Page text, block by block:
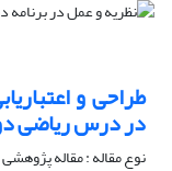
طراحی و
در درس ریاضی
نوع مقاله : مقاله پژوهشی